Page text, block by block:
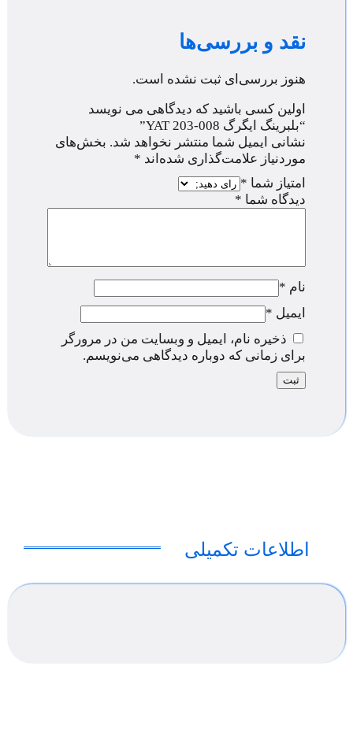
نقد و بررسی‌ها
هنوز بررسی‌ای ثبت نشده است.
اولین کسی باشید که دیدگاهی می نویسد
“بلبرینگ ایگرگ YAT 203-008”
نشانی ایمیل شما منتشر نخواهد شد. بخش‌های
موردنیاز علامت‌گذاری شده‌اند *
امتیاز شما *
دیدگاه شما *
نام *
ایمیل *
ذخیره نام، ایمیل و وبسایت من در مرورگر
برای زمانی که دوباره دیدگاهی می‌نویسم.
اطلاعات تکمیلی